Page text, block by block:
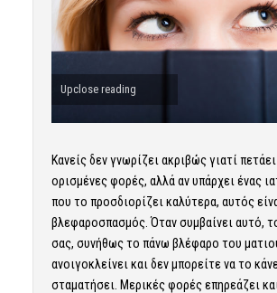
Upclose reading
Κανείς δεν γνωρίζει ακριβώς γιατί
ορισμένες φορές, αλλά αν υπάρχει ένας
που το προσδιορίζει καλύτερα, αυτός
βλεφαροσπασμός. Όταν συμβαίνει αυτό,
σας, συνήθως το πάνω βλέφαρο του
ανοιγοκλείνει και δεν μπορείτε να το
σταματήσει. Μερικές φορές επηρεάζει